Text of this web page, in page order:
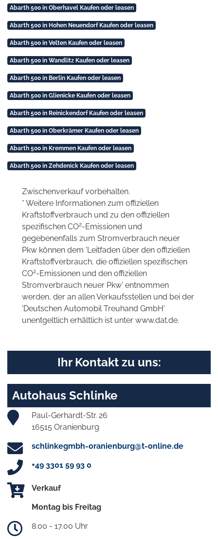
Abarth 500 in Oberhavel Kaufen oder leasen
Abarth 500 in Hohen Neuendorf Kaufen oder leasen
Abarth 500 in Velten Kaufen oder leasen
Abarth 500 in Wandlitz Kaufen oder leasen
Abarth 500 in Berlin Kaufen oder leasen
Abarth 500 in Glienicke Kaufen oder leasen
Abarth 500 in Reinickendorf Kaufen oder leasen
Abarth 500 in Oberkrämer Kaufen oder leasen
Abarth 500 in Kremmen Kaufen oder leasen
Abarth 500 in Zehdenick Kaufen oder leasen
Zwischenverkauf vorbehalten.
* Weitere Informationen zum offiziellen
Kraftstoffverbrauch und zu den offiziellen
spezifischen CO2-Emissionen und
gegebenenfalls zum Stromverbrauch neuer
Pkw können dem 'Leitfaden über den offiziellen
Kraftstoffverbrauch, die offiziellen spezifischen
CO2-Emissionen und den offiziellen
Stromverbrauch neuer Pkw' entnommen
werden, der an allen Verkaufsstellen und bei der
'Deutschen Automobil Treuhand GmbH'
unentgeltlich erhältlich ist unter www.dat.de.
Ihr Kontakt zu uns:
Autohaus Schlinke
Paul-Gerhardt-Str. 26
16515 Oranienburg
schlinkegmbh-oranienburg@t-online.de
+49 3301 59 93 0
Verkauf
Montag bis Freitag
8.00 - 17.00 Uhr